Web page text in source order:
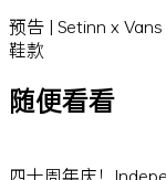
预告 | Setinn x
鞋款
随便看看
四十周年庆！